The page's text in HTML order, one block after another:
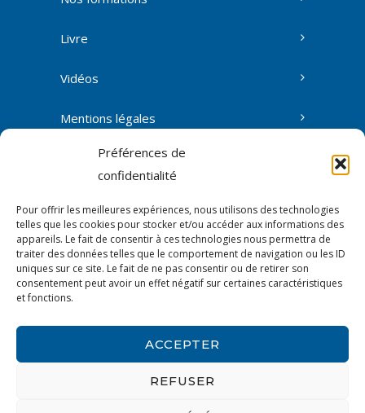
Préférences de
confidentialité
Pour offrir les meilleures expériences, nous utilisons des technologies
telles que les cookies pour stocker et/ou accéder aux informations des
appareils. Le fait de consentir à ces technologies nous permettra de
traiter des données telles que le comportement de navigation ou les ID
uniques sur ce site. Le fait de ne pas consentir ou de retirer son
consentement peut avoir un effet négatif sur certaines caractéristiques
et fonctions.
ACCEPTER
REFUSER
Livre
Vidéos
Mentions légales
Contact
L’association
Accès membres
Politique de confidentialité